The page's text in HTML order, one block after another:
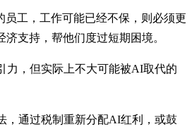
工，工作可能已经不保，则必须更
支持，帮他们度过短期困境。
力，但实际上不大可能被AI取代的
，通过税制重新分配AI红利，或鼓